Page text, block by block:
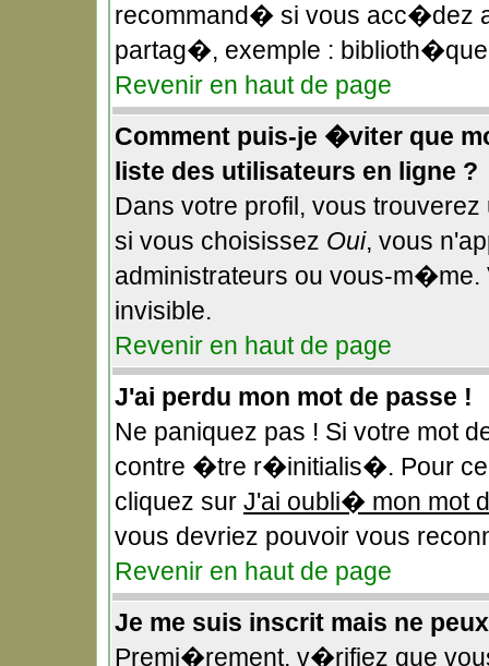
recommand� si vous acc�dez
partag�, exemple :
Revenir en haut de page
Comment puis-je �viter que
liste des utilisateurs en ligne ?
Dans votre profil, vous
si vous choisissez Oui, vous
administrateurs ou vous-
invisible.
Revenir en haut de page
J'ai perdu mon mot de passe !
Ne paniquez pas ! Si votre mot
contre �tre r�initialis�. Pour ce
cliquez sur J'ai oubli� mon mot
vous devriez pouvoir vous
Revenir en haut de page
Je me suis inscrit mais ne
Premi�rement, v�rifiez que